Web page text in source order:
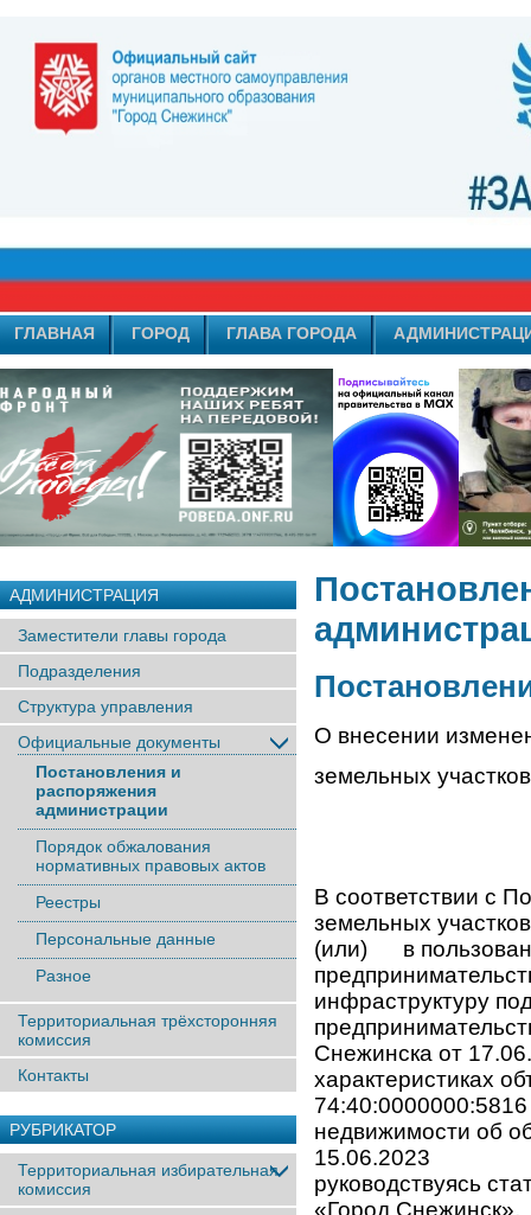
ГЛАВНАЯ ГОРОД ГЛАВА ГОРОДА
АДМИНИСТРАЦИЯ
Заместители главы города
Подразделения
Структура управления
Официальные документы
Постановления и
распоряжения
администрации
Порядок обжалования
нормативных правовых актов
Реестры
Персональные данные
Разное
Территориальная трёхсторонняя
комиссия
Контакты
РУБРИКАТОР
Территориальная избирательная
комиссия
О внесении
земельных участков
В соответствии с
земельных
(или) в
инфраструктуру
Снежинска от
характеристиках
74:40:0000000:5816
недвижимости об
15.06.2023
руководствуясь
«Город Снежинск»,